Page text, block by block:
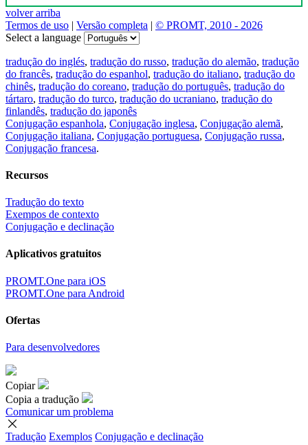
volver arriba
Termos de uso | Versão completa | © PROMT, 2010 - 2026
Select a language
tradução do inglés, tradução do russo, tradução do alemão, tradução
do francês, tradução do espanhol, tradução do italiano, tradução do
chinês, tradução do coreano, tradução do português, tradução do
tártaro, tradução do turco, tradução do ucraniano, tradução do
finlandês, tradução do japonês
Conjugação espanhola, Conjugação inglesa, Conjugação alemã,
Conjugação italiana, Conjugação portuguesa, Conjugação russa,
Conjugação francesa.
Recursos
Tradução do texto
Exempos de contexto
Conjugação e declinação
Aplicativos gratuitos
PROMT.One para iOS
PROMT.One para Android
Ofertas
Para desenvolvedores
Copiar
Copia a tradução
Comunicar um problema
Tradução Exemplos Conjugação e declinação